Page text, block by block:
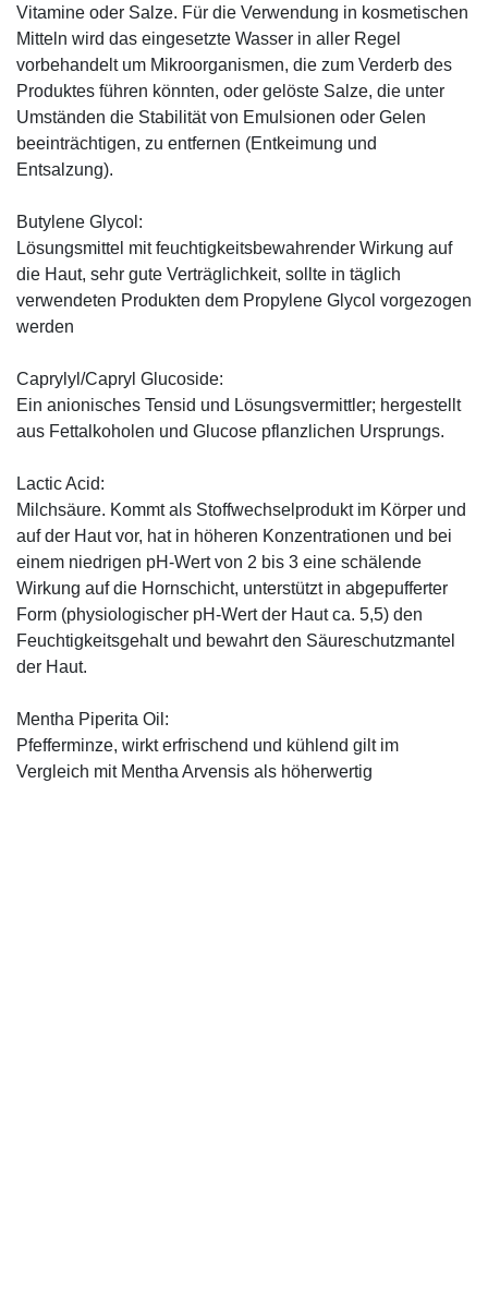
Vitamine oder Salze. Für die Verwendung in kosmetischen
Mitteln wird das eingesetzte Wasser in aller Regel
vorbehandelt um Mikroorganismen, die zum Verderb des
Produktes führen könnten, oder gelöste Salze, die unter
Umständen die Stabilität von Emulsionen oder Gelen
beeinträchtigen, zu entfernen (Entkeimung und
Entsalzung).
Butylene Glycol:
Lösungsmittel mit feuchtigkeitsbewahrender Wirkung auf
die Haut, sehr gute Verträglichkeit, sollte in täglich
verwendeten Produkten dem Propylene Glycol vorgezogen
werden
Caprylyl/Capryl Glucoside:
Ein anionisches Tensid und Lösungsvermittler; hergestellt
aus Fettalkoholen und Glucose pflanzlichen Ursprungs.
Lactic Acid:
Milchsäure. Kommt als Stoffwechselprodukt im Körper und
auf der Haut vor, hat in höheren Konzentrationen und bei
einem niedrigen pH-Wert von 2 bis 3 eine schälende
Wirkung auf die Hornschicht, unterstützt in abgepufferter
Form (physiologischer pH-Wert der Haut ca. 5,5) den
Feuchtigkeitsgehalt und bewahrt den Säureschutzmantel
der Haut.
Mentha Piperita Oil:
Pfefferminze, wirkt erfrischend und kühlend gilt im
Vergleich mit Mentha Arvensis als höherwertig